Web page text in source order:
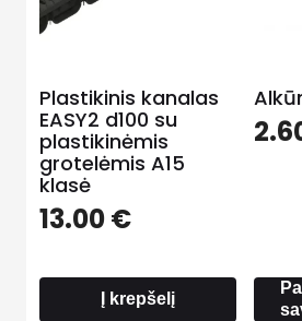
Plastikinis kanalas
EASY2 d100 su
plastikinėmis
grotelėmis A15
klasė
13.00€
Į krepšelį